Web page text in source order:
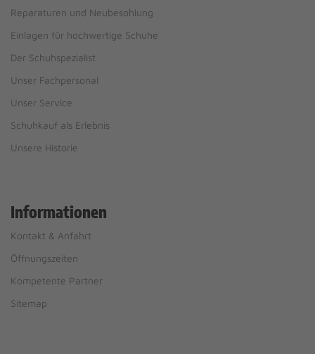
Reparaturen und Neubesohlung
Einlagen für hochwertige Schuhe
Der Schuhspezialist
Unser Fachpersonal
Unser Service
Schuhkauf als Erlebnis
Unsere Historie
Informationen
Kontakt & Anfahrt
Öffnungszeiten
Kompetente Partner
Sitemap